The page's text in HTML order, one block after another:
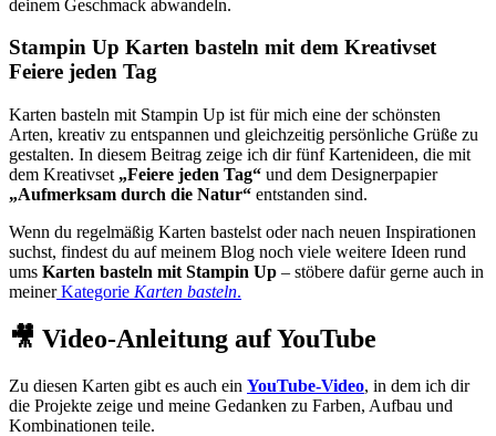
deinem Geschmack abwandeln.
Stampin Up Karten basteln mit dem Kreativset
Feiere jeden Tag
Karten basteln mit Stampin Up ist für mich eine der schönsten
Arten, kreativ zu entspannen und gleichzeitig persönliche Grüße zu
gestalten. In diesem Beitrag zeige ich dir fünf Kartenideen, die mit
dem Kreativset „Feiere jeden Tag“ und dem Designerpapier
„Aufmerksam durch die Natur“ entstanden sind.
Wenn du regelmäßig Karten bastelst oder nach neuen Inspirationen
suchst, findest du auf meinem Blog noch viele weitere Ideen rund
ums Karten basteln mit Stampin Up – stöbere dafür gerne auch in
meinerKategorie Karten basteln.
🎥 Video-Anleitung auf YouTube
Zu diesen Karten gibt es auch ein YouTube-Video, in dem ich dir
die Projekte zeige und meine Gedanken zu Farben, Aufbau und
Kombinationen teile.